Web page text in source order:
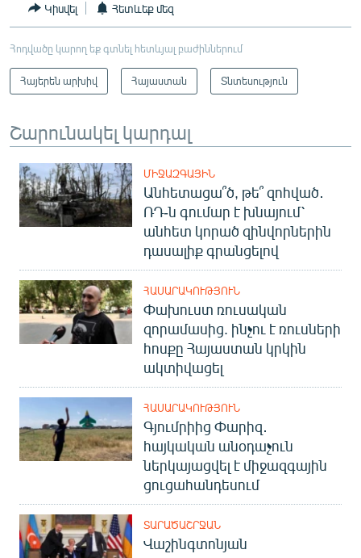
Կիսվել Հետևեք մեզ
Հոդվածը կարող եք գտնել հետևյալ բաժիններում
Հայերեն արխիվ Հայաստան Տնտեսություն
Շարունակել կարդալ
ՄԻՋԱԶԳԱՅԻՆ
Անհետացա՞ծ, թե՞ զոհված․
ՌԴ-ն գումար է խնայում՝
անհետ կորած զինվորներին
դասալիք գրանցելով
ՀԱՍԱՐԱԿՈՒԹՅՈՒՆ
Փախուստ ռուսական
զորամասից. ինչու է ռուսների
հոսքը Հայաստան կրկին
ակտիվացել
ՀԱՍԱՐԱԿՈՒԹՅՈՒՆ
Գյումրիից Փարիզ․
հայկական անօդաչուն
ներկայացվել է միջազգային
ցուցահանդեսում
ՏԱՐԱԾԱՇՐՋԱՆ
Վաշինգտոնյան